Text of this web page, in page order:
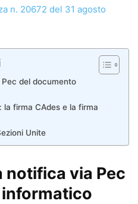
n. 20672 del 31 agosto
del documento
firma CAdes e la firma
Unite
notifica via Pec